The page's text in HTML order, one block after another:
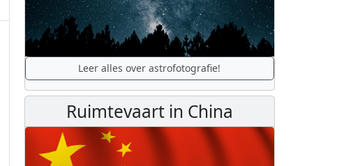
Leer alles over astrofotografie!
Ruimtevaart in China